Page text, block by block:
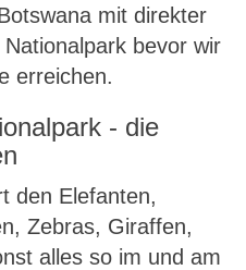
mit direkter
bevor wir
erreichen.
- die
den Elefanten,
Zebras, Giraffen,
alles so im und am